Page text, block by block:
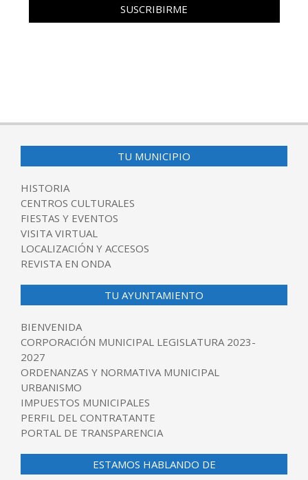
TU MUNICIPIO
HISTORIA
CENTROS CULTURALES
FIESTAS Y EVENTOS
VISITA VIRTUAL
LOCALIZACIÓN Y ACCESOS
REVISTA EN ONDA
TU AYUNTAMIENTO
BIENVENIDA
CORPORACIÓN MUNICIPAL LEGISLATURA 2023-
2027
ORDENANZAS Y NORMATIVA MUNICIPAL
URBANISMO
IMPUESTOS MUNICIPALES
PERFIL DEL CONTRATANTE
PORTAL DE TRANSPARENCIA
ESTAMOS HABLANDO DE